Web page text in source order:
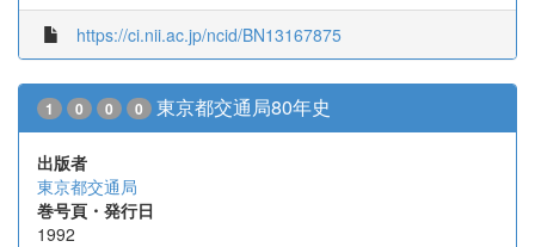
https://ci.nii.ac.jp/ncid/BN13167875
1 0 0 0 東京都交通局80年史
出版者
東京都交通局
巻号頁・発行日
1992